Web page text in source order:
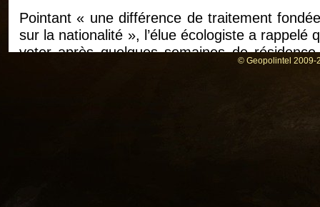
Pointant « une différence de traitement
sur la nationalité », l’élue écologiste a
voter après quelques semaines de
désormais les Britanniques, ne le peuvent
© Geopolintel 2009-